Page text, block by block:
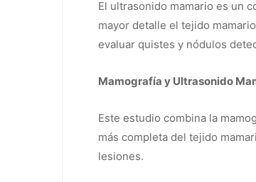
El ultrasonido mamario es un
mayor detalle el tejido
evaluar quistes y nódulos
Mamografía y Ultrasonido
Este estudio combina la
más completa del tejido
lesiones.